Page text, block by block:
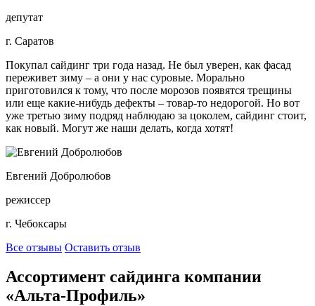
депутат
г. Саратов
Покупал сайдинг три года назад. Не был уверен, как фасад
переживет зиму – а они у нас суровые. Морально
приготовился к тому, что после морозов появятся трещины
или еще какие-нибудь дефекты – товар-то недорогой. Но вот
уже третью зиму подряд наблюдаю за цоколем, сайдинг стоит,
как новый. Могут же наши делать, когда хотят!
Евгений Добролюбов
режиссер
г. Чебоксары
Все отзывы Оставить отзыв
Ассортимент сайдинга компании
«Альта-Профиль»